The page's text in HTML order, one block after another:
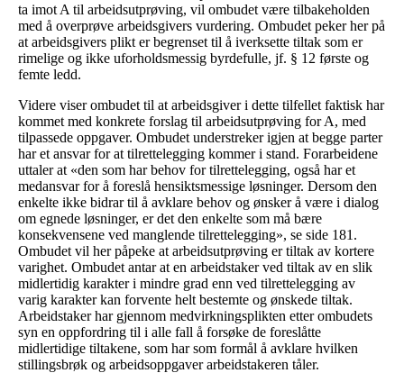
ta imot A til arbeidsutprøving, vil ombudet være tilbakeholden
med å overprøve arbeidsgivers vurdering. Ombudet peker her på
at arbeidsgivers plikt er begrenset til å iverksette tiltak som er
rimelige og ikke uforholdsmessig byrdefulle, jf. § 12 første og
femte ledd.
Videre viser ombudet til at arbeidsgiver i dette tilfellet faktisk har
kommet med konkrete forslag til arbeidsutprøving for A, med
tilpassede oppgaver. Ombudet understreker igjen at begge parter
har et ansvar for at tilrettelegging kommer i stand. Forarbeidene
uttaler at «den som har behov for tilrettelegging, også har et
medansvar for å foreslå hensiktsmessige løsninger. Dersom den
enkelte ikke bidrar til å avklare behov og ønsker å være i dialog
om egnede løsninger, er det den enkelte som må bære
konsekvensene ved manglende tilrettelegging», se side 181.
Ombudet vil her påpeke at arbeidsutprøving er tiltak av kortere
varighet. Ombudet antar at en arbeidstaker ved tiltak av en slik
midlertidig karakter i mindre grad enn ved tilrettelegging av
varig karakter kan forvente helt bestemte og ønskede tiltak.
Arbeidstaker har gjennom medvirkningsplikten etter ombudets
syn en oppfordring til i alle fall å forsøke de foreslåtte
midlertidige tiltakene, som har som formål å avklare hvilken
stillingsbrøk og arbeidsoppgaver arbeidstakeren tåler.